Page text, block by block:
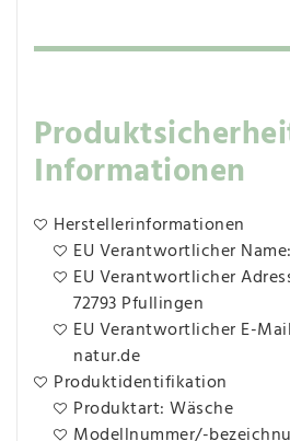
Informationen
Herstellerinformationen
EU Verantwortlicher
EU Verantwortlicher
72793 Pfullingen
EU Verantwortlicher E-
natur.de
Produktidentifikation
Produktart: Wäsche